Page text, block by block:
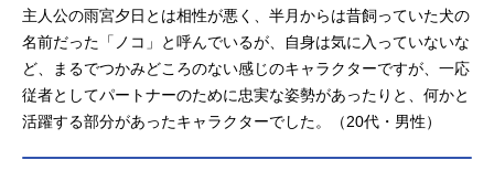
主人公の雨宮夕日とは相性が悪く、半月からは昔飼っていた犬の
名前だった「ノコ」と呼んでいるが、自身は気に入っていないな
ど、まるでつかみどころのない感じのキャラクターですが、一応
従者としてパートナーのために忠実な姿勢があったりと、何かと
活躍する部分があったキャラクターでした。（20代・男性）